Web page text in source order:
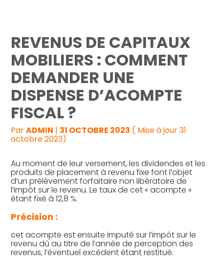
Gestion au quotidien
Pilotage d’entreprise
Audit
REVENUS DE CAPITAUX
MOBILIERS : COMMENT
DEMANDER UNE
DISPENSE D’ACOMPTE
FISCAL ?
ParADMIN | 31 OCTOBRE 2023 ( Mise à jour 31
octobre 2023)
Au moment de leur versement, les dividendes et les
produits de placement à revenu fixe font l’objet
d’un prélèvement forfaitaire non libératoire de
l’impôt sur le revenu. Le taux de cet « acompte »
étant fixé à 12,8 %.
Précision :
cet acompte est ensuite imputé sur l’impôt sur le
revenu dû au titre de l’année de perception des
revenus, l’éventuel excédent étant restitué.